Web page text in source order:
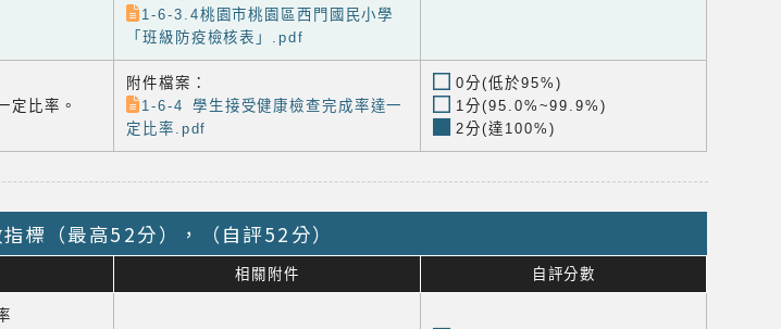
1-6-3.4桃園市桃園區西門國民小學
「班級防疫檢核表」.pdf
定比率。
附件檔案：
1-6-4 學生接受健康檢查完成率達一
定比率.pdf
0分(低於95%)
1分(95.0%~99.9%)
2分(達100%)
標（最高52分），（自評52分）
相關附件 自評分數